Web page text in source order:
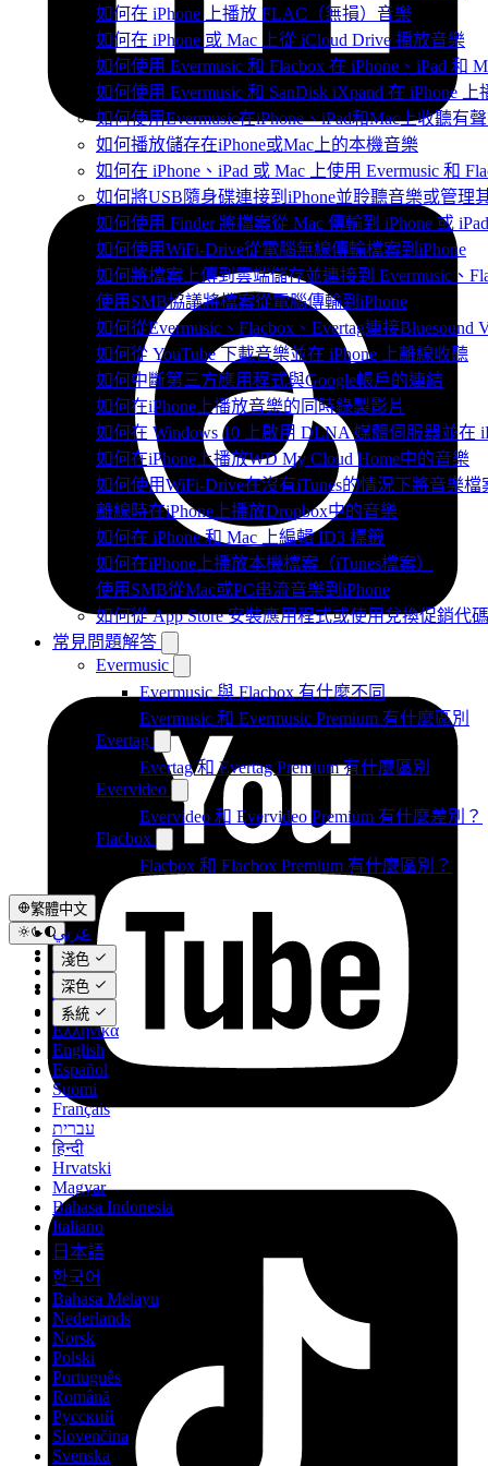
如何在 iPhone 上播放 FLAC（無損）音樂
如何在 iPhone 或 Mac 上從 iCloud Drive 播放音樂
如何使用 Evermusic 和 Flacbox 在 iPhone、iPad 和
如何使用 Evermusic 和 SanDisk iXpand 在 iPhone
如何使用Evermusic在iPhone、iPad和Mac上收聽有
如何播放儲存在iPhone或Mac上的本機音樂
如何在 iPhone、iPad 或 Mac 上使用 Evermusic 和
如何將USB隨身碟連接到iPhone並聆聽音樂或管理
如何使用 Finder 將檔案從 Mac 傳輸到 iPhone 或 iPad
如何使用WiFi-Drive從電腦無線傳輸檔案到iPhone
如何將檔案上傳到雲端儲存並連接到 Evermusic、
使用SMB協議將檔案從電腦傳輸到iPhone
如何從Evermusic、Flacbox、Evertag連接
如何從 YouTube 下載音樂並在 iPhone 上離線收聽
如何中斷第三方應用程式與Google帳戶的連結
如何在iPhone上播放音樂的同時錄製影片
如何在 Windows 10 上啟用 DLNA 媒體伺服器並在
如何在iPhone上播放WD My Cloud Home中的音樂
如何使用WiFi-Drive在沒有iTunes的情況下將音樂檔
離線時在iPhone上播放Dropbox中的音樂
如何在 iPhone 和 Mac 上編輯 ID3 標籤
如何在iPhone上播放本機檔案（iTunes檔案）
使用SMB從Mac或PC串流音樂到iPhone
如何從 App Store 安裝應用程式或使用兌換促銷代
常見問題解答
Evermusic
Evermusic 與 Flacbox 有什麼不同
Evermusic 和 Evermusic Premium 有什麼區別
Evertag
Evertag 和 Evertag Premium 有什麼區別
Evervideo
Evervideo 和 Evervideo Premium 有什麼差別？
Flacbox
Flacbox 和 Flacbox Premium 有什麼區別？
繁體中文
عربي
Català
Čeština
Dansk
Deutsch
Ελληνικά
English
Español
Suomi
Français
עברית
हिन्दी
Hrvatski
Magyar
Bahasa Indonesia
Italiano
日本語
한국어
Bahasa Melayu
Nederlands
Norsk
Polski
Português
Română
Русский
Slovenčina
Svenska
淺色
深色
系統